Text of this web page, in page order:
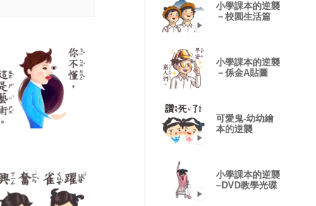
小學課本的逆襲
－校園生活篇
小學課本的逆襲
－係金A貼圖
可愛鬼-幼幼繪
本的逆襲
小學課本的逆襲
~DVD教學光碟